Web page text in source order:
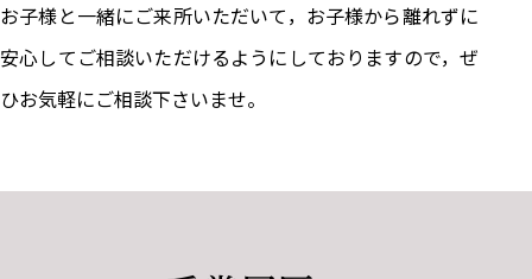
お子様と一緒にご来所いただいて，お子様から離れずに
安心してご相談いただけるようにしておりますので，ぜ
ひお気軽にご相談下さいませ。